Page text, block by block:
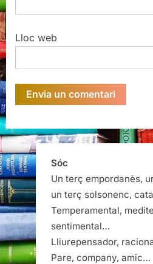
Lloc web
Sóc
Un terç empordanès,
un terç solsonenc,
Temperamental,
sentimental…
Lliurepensador,
Pare, company, amic…